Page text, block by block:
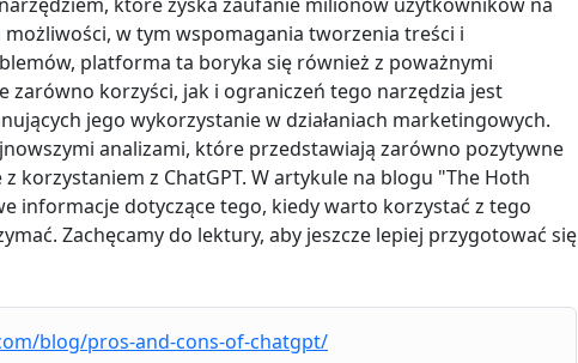
możliwości, w tym wspomagania tworzenia treści i
platforma ta boryka się również z poważnymi
zarówno korzyści, jak i ograniczeń tego narzędzia jest
jego wykorzystanie w działaniach marketingowych.
analizami, które przedstawiają zarówno pozytywne
korzystaniem z ChatGPT. W artykule na blogu "The Hoth
informacje dotyczące tego, kiedy warto korzystać z tego
Zachęcamy do lektury, aby jeszcze lepiej przygotować się
blog/pros-and-cons-of-chatgpt/